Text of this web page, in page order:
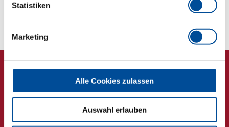
Statistiken
Marketing
Alle Cookies zulassen
Auswahl erlauben
Technische Eigenschaften
Newsletter